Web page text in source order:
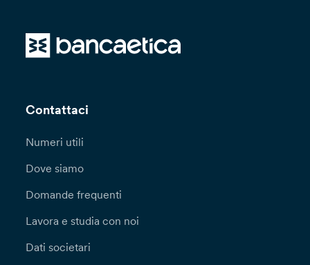
Contattaci
Numeri utili
Dove siamo
Domande frequenti
Lavora e studia con noi
Dati societari